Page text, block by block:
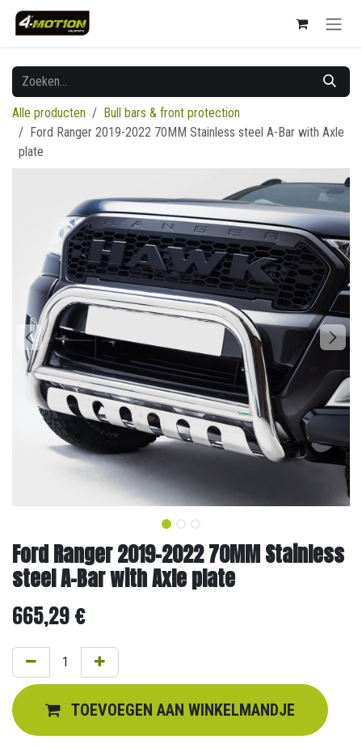
Overslaan naar inhoud
Alle producten
Bull bars & front protection
Ford Ranger 2019-2022 70MM Stainless steel A-Bar with Axle
plate
Ford Ranger 2019-2022 70MM Stainless
steel A-Bar with Axle plate
665,29€
TOEVOEGEN AAN WINKELMANDJE